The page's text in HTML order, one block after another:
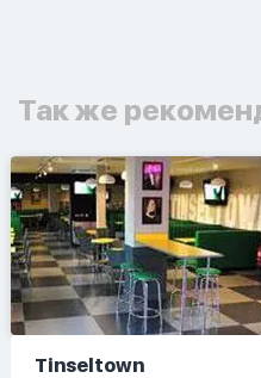
Так же
Tinseltown